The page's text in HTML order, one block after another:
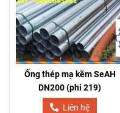
Ống thép mạ kẽm SeAH
DN200 (phi 219)
Liên hệ